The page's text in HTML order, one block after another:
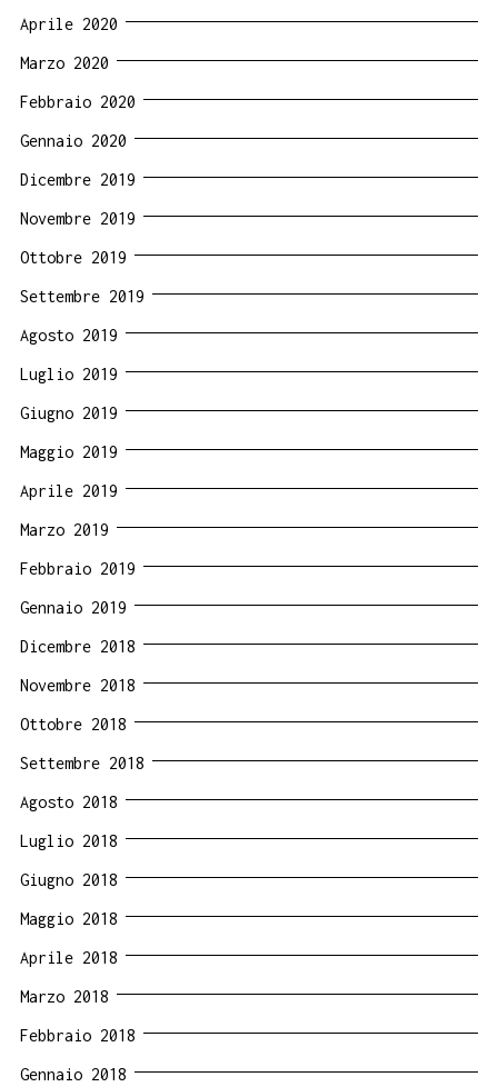
Aprile 2020
Marzo 2020
Febbraio 2020
Gennaio 2020
Dicembre 2019
Novembre 2019
Ottobre 2019
Settembre 2019
Agosto 2019
Luglio 2019
Giugno 2019
Maggio 2019
Aprile 2019
Marzo 2019
Febbraio 2019
Gennaio 2019
Dicembre 2018
Novembre 2018
Ottobre 2018
Settembre 2018
Agosto 2018
Luglio 2018
Giugno 2018
Maggio 2018
Aprile 2018
Marzo 2018
Febbraio 2018
Gennaio 2018